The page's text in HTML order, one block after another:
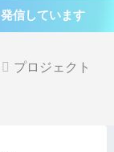
信しています
プロジェクト